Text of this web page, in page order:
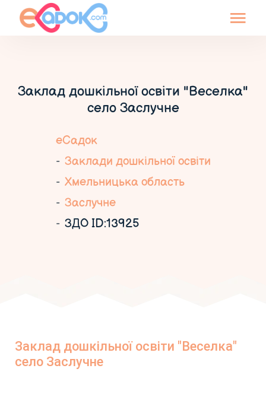
Заклад дошкільної освіти "Веселка"
село Заслучне
еСадок
Заклади дошкільної освіти
Хмельницька область
Заслучне
ЗДО ID:13925
Заклад дошкільної освіти "Веселка"
село Заслучне